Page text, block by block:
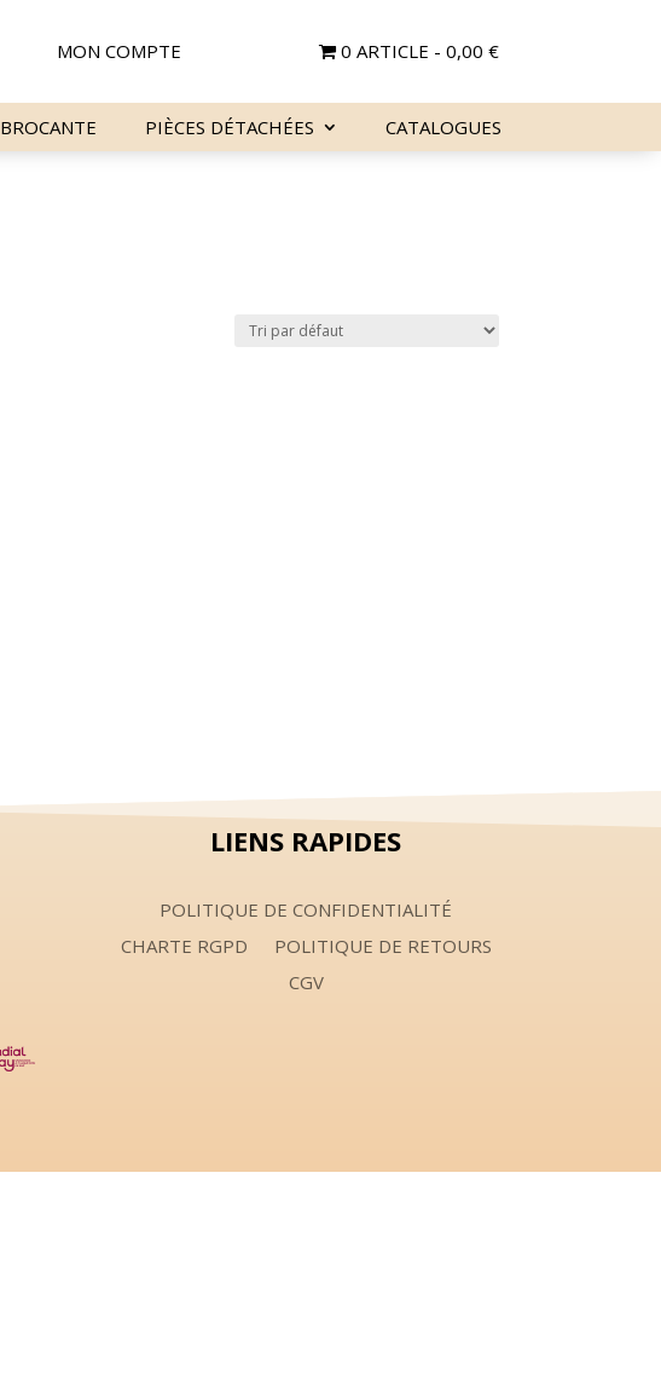
MON COMPTE 0 ARTICLE 0,00 €
BROCANTE PIÈCES DÉTACHÉES CATALOGUES
LIENS RAPIDES
POLITIQUE DE CONFIDENTIALITÉ
CHARTE RGPD
POLITIQUE DE RETOURS
CGV